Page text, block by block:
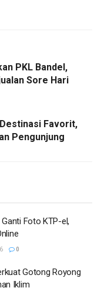
PKL Bandel,
Sore Hari
Favorit,
Pengunjung
Foto KTP-el,
0
Gotong Royong
Iklim